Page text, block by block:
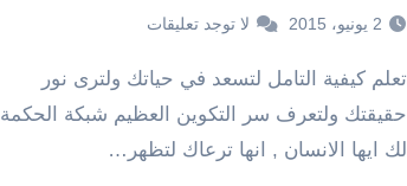
2 يونيو، 2015 لا توجد تعليقات
تعلم كيفية التامل لتسعد في حياتك ولترى نور
حقيقتك ولتعرف سر التكوين العظيم شبكة الحكمة
لك ايها الانسان , انها ترعاك لتظهر…